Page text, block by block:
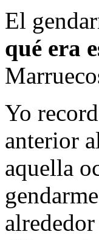
El
qué era
Yo
anterior
aquella